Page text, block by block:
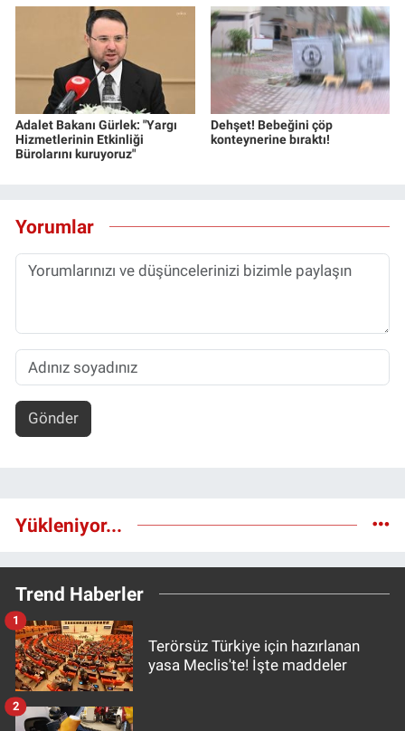
Adalet Bakanı Gürlek: "Yargı
Hizmetlerinin Etkinliği
Bürolarını kuruyoruz"
Dehşet! Bebeğini çöp
konteynerine bıraktı!
Yorumlar
Gönder
Yükleniyor...
Trend Haberler
Terörsüz Türkiye için hazırlanan
yasa Meclis'te! İşte maddeler
1
2